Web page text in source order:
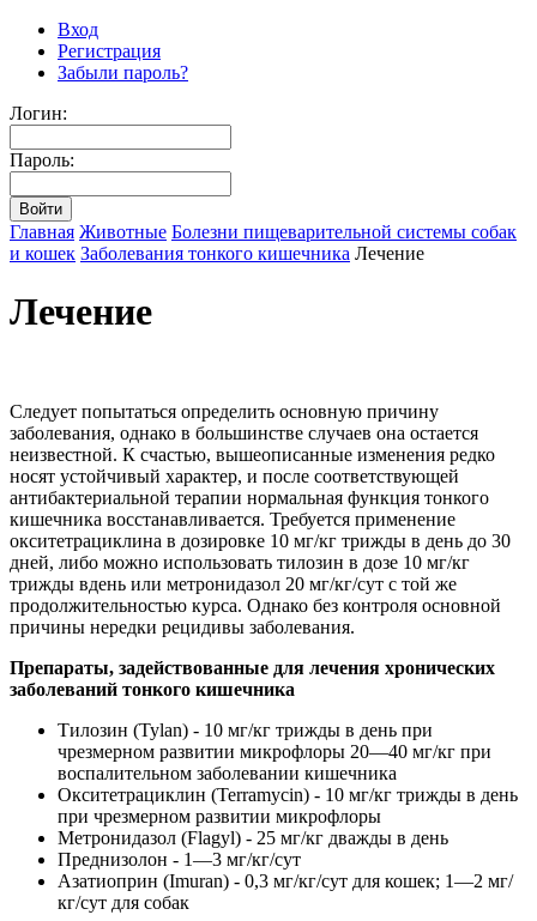
Вход
Регистрация
Забыли пароль?
Логин:
Пароль:
Главная Животные Болезни пищеварительной системы собак
и кошек Заболевания тонкого кишечника Лечение
Лечение
Следует попытаться определить основную причину
заболевания, однако в большинстве случаев она остается
неизвестной. К счастью, вышеописанные изменения редко
носят устойчивый характер, и после соответствующей
антибактериальной терапии нормальная функция тонкого
кишечника восстанавливается. Требуется применение
окситетрациклина в дозировке 10 мг/кг трижды в день до 30
дней, либо можно использовать тилозин в дозе 10 мг/кг
трижды вдень или метронидазол 20 мг/кг/сут с той же
продолжительностью курса. Однако без контроля основной
причины нередки рецидивы заболевания.
Препараты, задействованные для лечения хронических
заболеваний тонкого кишечника
Тилозин (Tylan) - 10 мг/кг трижды в день при
чрезмерном развитии микрофлоры 20—40 мг/кг при
воспалительном заболевании кишечника
Окситетрациклин (Terramycin) - 10 мг/кг трижды в день
при чрезмерном развитии микрофлоры
Метронидазол (Flagyl) - 25 мг/кг дважды в день
Преднизолон - 1—3 мг/кг/сут
Азатиоприн (Imuran) - 0,3 мг/кг/сут для кошек; 1—2 мг/
кг/сут для собак